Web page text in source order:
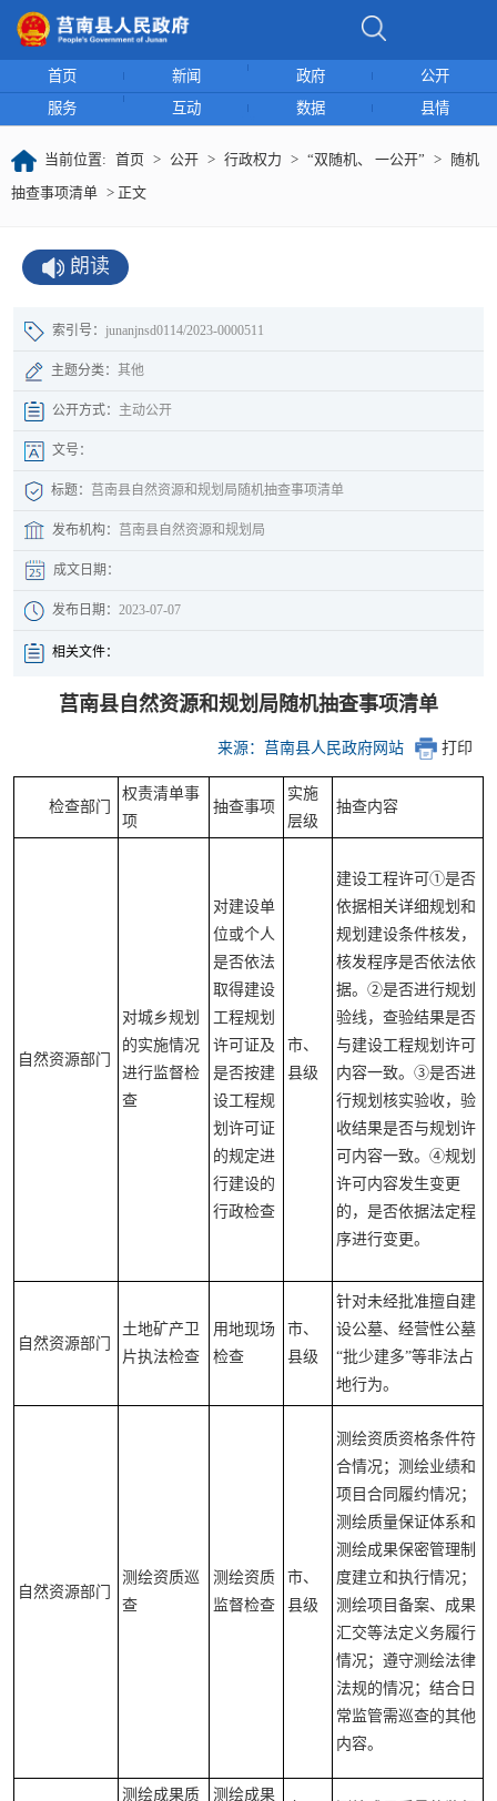
首页 新闻 政府
公开
服务
互动 数据 县情
当前位置: 首页 > 公开 > 行政权力 > “双随机、 一公开” > 随机
抽查事项清单 > 正文
朗读
索引号： junanjnsd0114/2023-0000511
主题分类： 其他
公开方式： 主动公开
文号：
标题： 莒南县自然资源和规划局随机抽查事项清单
发布机构： 莒南县自然资源和规划局
成文日期：
发布日期： 2023-07-07
相关文件：
莒南县自然资源和规划局随机抽查事项清单
来源：莒南县人民政府网站 打印
检查部门
权责清单事
项
抽查事项
实施
层级
抽查内容
自然资源部门
对城乡规划
的实施情况
进行监督检
查
对建设单
位或个人
是否依法
取得建设
工程规划
许可证及
是否按建
设工程规
划许可证
的规定进
行建设的
行政检查
市、
县级
建设工程许可①是否
依据相关详细规划和
规划建设条件核发，
核发程序是否依法依
据。②是否进行规划
验线，查验结果是否
与建设工程规划许可
内容一致。③是否进
行规划核实验收，验
收结果是否与规划许
可内容一致。④规划
许可内容发生变更
的，是否依据法定程
序进行变更。
自然资源部门
土地矿产卫
片执法检查
用地现场
检查
市、
县级
针对未经批准擅自建
设公墓、经营性公墓
“批少建多”等非法占
地行为。
自然资源部门
测绘资质巡
查
测绘资质
监督检查
市、
县级
测绘资质资格条件符
合情况；测绘业绩和
项目合同履约情况；
测绘质量保证体系和
测绘成果保密管理制
度建立和执行情况；
测绘项目备案、成果
汇交等法定义务履行
情况；遵守测绘法律
法规的情况；结合日
常监管需巡查的其他
内容。
测绘成果质
测绘成果